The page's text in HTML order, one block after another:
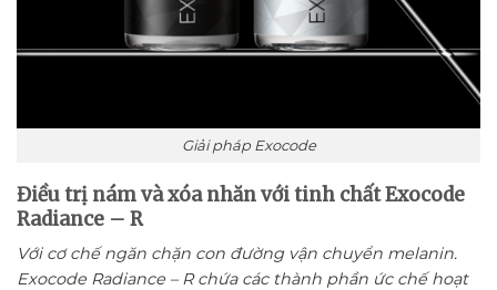
Giải pháp Exocode
Điều trị nám và xóa nhăn với tinh chất Exocode
Radiance – R
Với cơ chế ngăn chặn con đường vận chuyển melanin.
Exocode Radiance – R chứa các thành phần ức chế hoạt